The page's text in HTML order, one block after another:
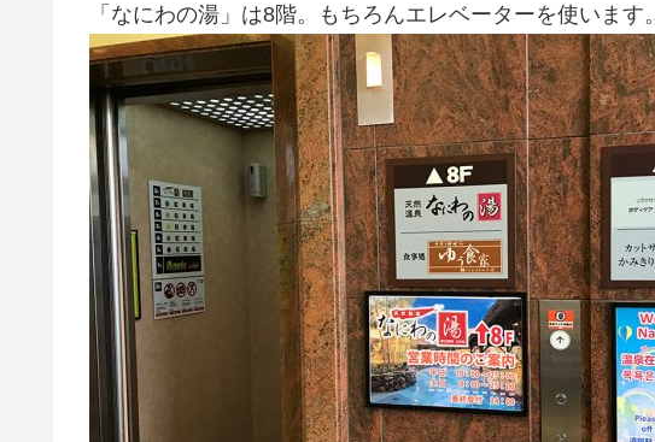
「なにわの湯」は8階。もちろんエレベーターを使います。